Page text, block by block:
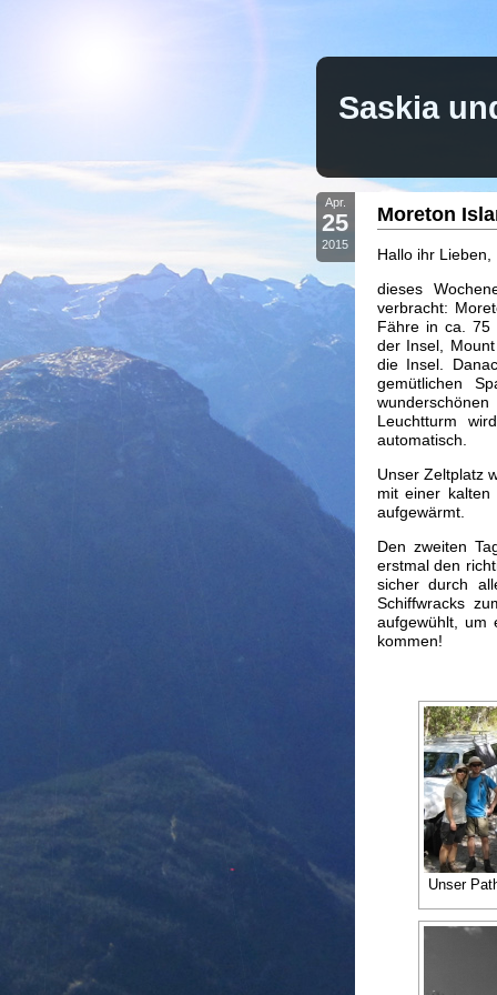
Saskia
Apr.
25
2015
Moreton
Hallo ihr Lieben,
dieses
verbracht:
Fähre in ca. 75
der Insel,
die Insel.
gemütlichen
Leuchtturm
automatisch.
Unser Zeltplatz
mit einer
aufgewärmt.
Den zweiten
erstmal den
sicher durch
Schiffwracks
aufgewühlt,
kommen!
Unser